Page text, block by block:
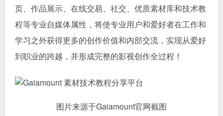
页、作品展示、在线交易、社交、优质素材库和技术教
程等专业自媒体属性，将使专业用户和爱好者在工作和
学习之外获得更多的创作价值和内部交流，实现从爱好
到职业的跨越，并形成完整的影视创作全过程！
图片来源于Gaiamount官网截图